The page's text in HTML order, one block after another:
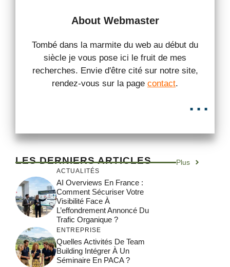
About Webmaster
Tombé dans la marmite du web au début du
siècle je vous pose ici le fruit de mes
recherches. Envie d'être cité sur notre site,
rendez-vous sur la page contact.
...
LES DERNIERS ARTICLES Plus
ACTUALITÉS
AI Overviews En France :
Comment Sécuriser Votre
Visibilité Face À
L’effondrement Annoncé Du
Trafic Organique ?
ENTREPRISE
Quelles Activités De Team
Building Intégrer À Un
Séminaire En PACA ?